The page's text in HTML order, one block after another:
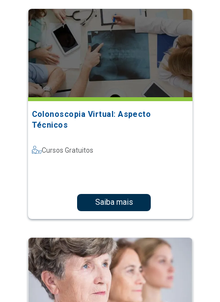
Colonoscopia Virtual: Aspecto
Técnicos
Cursos Gratuitos
Saiba mais